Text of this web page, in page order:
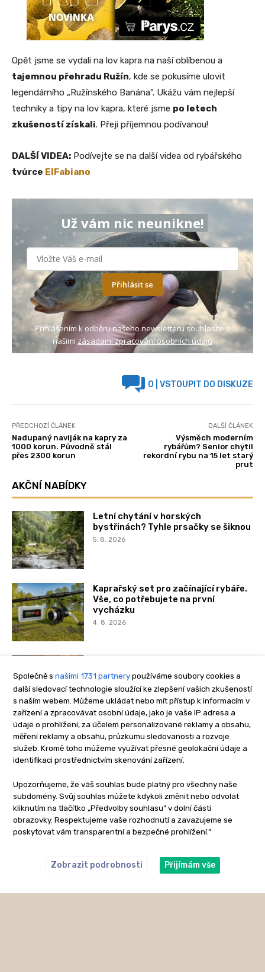
Společně s našimi 1731 partnery používáme soubory cookies a
další sledovací technologie sloužící ke zlepšení vašich zkušeností
s naším webem. Můžeme ukládat nebo mít přístup k informacím v
zařízení a zpracovávat osobní údaje, jako je vaše IP adresa a
údaje o prohlížení, za účelem personalizované reklamy a obsahu,
měření reklamy a obsahu, průzkumu sledovanosti a rozvoje
služeb. Kromě toho můžeme využívat přesné geolokační údaje a
identifikaci prostřednictvím skenování zařízení.
Upozorňujeme, že váš souhlas bude platný pro všechny naše
subdomény. Svůj souhlas můžete kdykoli změnit nebo odvolat
kliknutím na tlačítko „Předvolby souhlasu” v dolní části
obrazovky. Respektujeme vaše rozhodnutí a zavazujeme se
poskytovat vám transparentní a bezpečné prohlížení.”
Zobrazit podrobnosti Přijímám vše